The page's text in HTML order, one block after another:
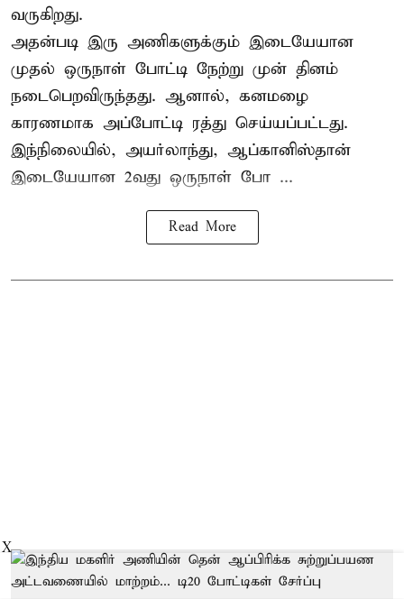
வருகிறது.
அதன்படி இரு அணிகளுக்கும் இடையேயான
முதல் ஒருநாள் போட்டி நேற்று முன் தினம்
நடைபெறவிருந்தது. ஆனால், கனமழை
காரணமாக அப்போட்டி ரத்து செய்யப்பட்டது.
இந்நிலையில், அயர்லாந்து, ஆப்கானிஸ்தான்
இடையேயான 2வது ஒருநாள் போ ...
Read More
X